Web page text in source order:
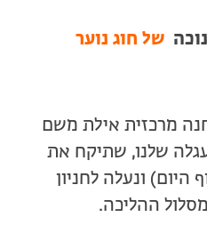
של חוג נוער
מרכזית אילת משם
שלנו, שתיקח את
היום) ונעלה לחניון
ההליכה.